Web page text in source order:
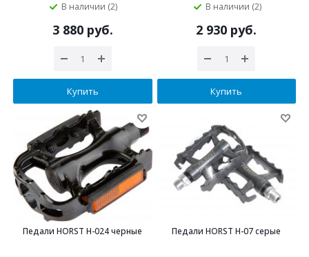
В наличии (2)
3 880 руб.
Купить
В наличии (2)
2 930 руб.
Купить
Педали HORST H-024 черные Педали HORST H-07 серые